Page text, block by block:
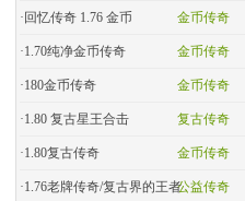
金币传奇
· 回忆传奇 1.76 金币
金币传奇
·1.70纯净金币传奇
金币传奇
·180金币传奇
复古传奇
·1.80 复古星王合击
金币传奇
·1.80复古传奇
公益传奇
·1.76老牌传奇/复古界的王者